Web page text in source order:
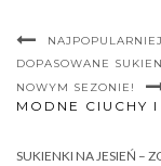
DOPASOWANE
NOWYM SEZONIE!
MODNE CIUCHY
SUKIENKI NA JESIEŃ –